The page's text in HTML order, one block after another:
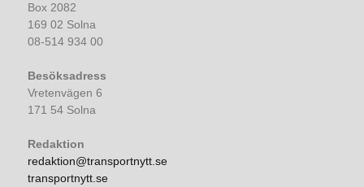
Box 2082
169 02 Solna
08-514 934 00
Besöksadress
Vretenvägen 6
171 54 Solna
Redaktion
redaktion@transportnytt.se
transportnytt.se